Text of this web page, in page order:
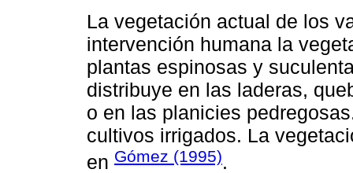
La vegetación actual de los
intervención humana la
plantas espinosas y
distribuye en las laderas,
o en las planicies
cultivos irrigados. La
en Gómez (1995).